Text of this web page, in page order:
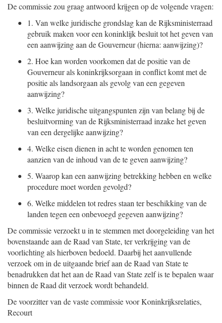
De commissie zou graag antwoord krijgen op de volgende vragen:
1. Van welke juridische grondslag kan de Rijksministerraad
gebruik maken voor een koninklijk besluit tot het geven van
een aanwijzing aan de Gouverneur (hierna: aanwijzing)?
2. Hoe kan worden voorkomen dat de positie van de
Gouverneur als koninkrijksorgaan in conflict komt met de
positie als landsorgaan als gevolg van een gegeven
aanwijzing?
3. Welke juridische uitgangspunten zijn van belang bij de
besluitvorming van de Rijksministerraad inzake het geven
van een dergelijke aanwijzing?
4. Welke eisen dienen in acht te worden genomen ten
aanzien van de inhoud van de te geven aanwijzing?
5. Waarop kan een aanwijzing betrekking hebben en welke
procedure moet worden gevolgd?
6. Welke middelen tot redres staan ter beschikking van de
landen tegen een onbevoegd gegeven aanwijzing?
De commissie verzoekt u in te stemmen met doorgeleiding van het
bovenstaande aan de Raad van State, ter verkrijging van de
voorlichting als hierboven bedoeld. Daarbij het aanvullende
verzoek om in de uitgaande brief aan de Raad van State te
benadrukken dat het aan de Raad van State zelf is te bepalen waar
binnen de Raad dit verzoek wordt behandeld.
De voorzitter van de vaste commissie voor Koninkrijksrelaties,
Recourt